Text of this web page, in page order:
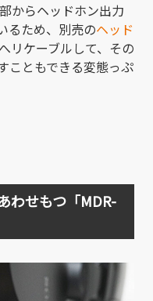
からヘッドホン出力
るため、別売のヘッド
へリケーブルして、その
こともできる変態っぷ
わせもつ「MDR-